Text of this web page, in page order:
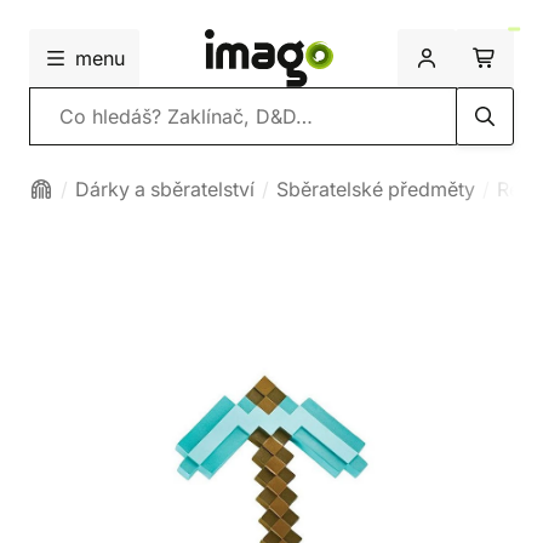
menu
Vyhledávání
Dárky a sběratelství Sběratelské předměty